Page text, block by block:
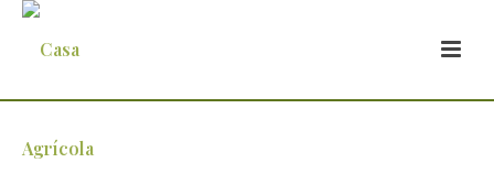
Consumo regular de azeite protege